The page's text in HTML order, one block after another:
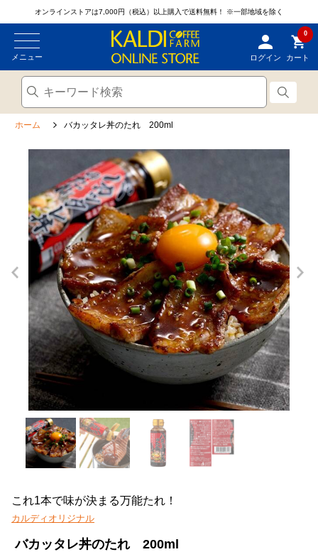
オンラインストアは7,000円（税込）以上購入で送料無料！ ※一部地域を除く
メニュー ログイン
0
カート
ホーム バカッタレ丼のたれ 200ml
これ1本で味が決まる万能たれ！
カルディオリジナル
バカッタレ丼のたれ 200ml